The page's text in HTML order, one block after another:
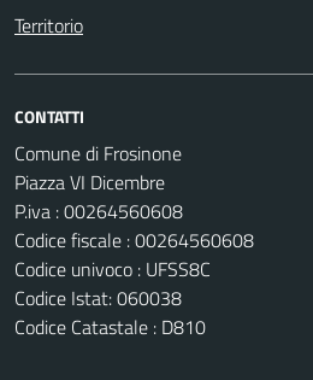
Territorio
CONTATTI
Comune di Frosinone
Piazza VI Dicembre
P.iva : 00264560608
Codice fiscale : 00264560608
Codice univoco : UFSS8C
Codice Istat: 060038
Codice Catastale : D810